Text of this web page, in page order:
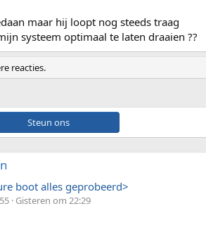
maar hij loopt nog steeds traag
systeem optimaal te laten draaien ??
reacties.
ons
boot alles geprobeerd>
Gisteren om 22:29